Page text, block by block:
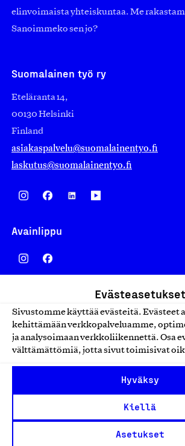
Evästeasetukset
Sivustomme käyttää evästeitä. Evästeet
kehittämään verkkopalveluamme,
ja analysoimaan verkkoliikennettä. Osa
välttämättömiä, jotta sivut toimisivat
Hyväksy
Kiellä
Asetukset
elinvoimaista yhteiskuntaa. Me
Sanoimmeko sen jo?
Suomalainen työ ry
Eteläranta 14,
00130 Helsinki
Finland
asiakaspalvelu@suomalainentyo.fi
laskutus@suomalainentyo.fi
Avainlippu
Design From Finland
Yhteiskunnallinen Yritys -merkki